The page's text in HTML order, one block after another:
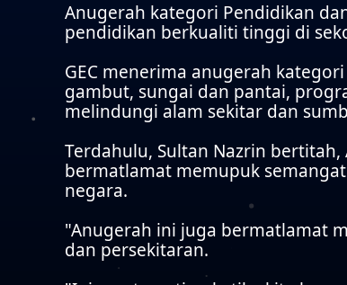
Anugerah kategori Pendidikan
pendidikan berkualiti tinggi di
GEC menerima anugerah
gambut, sungai dan pantai,
melindungi alam sekitar dan
Terdahulu, Sultan Nazrin
bermatlamat memupuk
negara.
"Anugerah ini juga bermatlamat
dan persekitaran.